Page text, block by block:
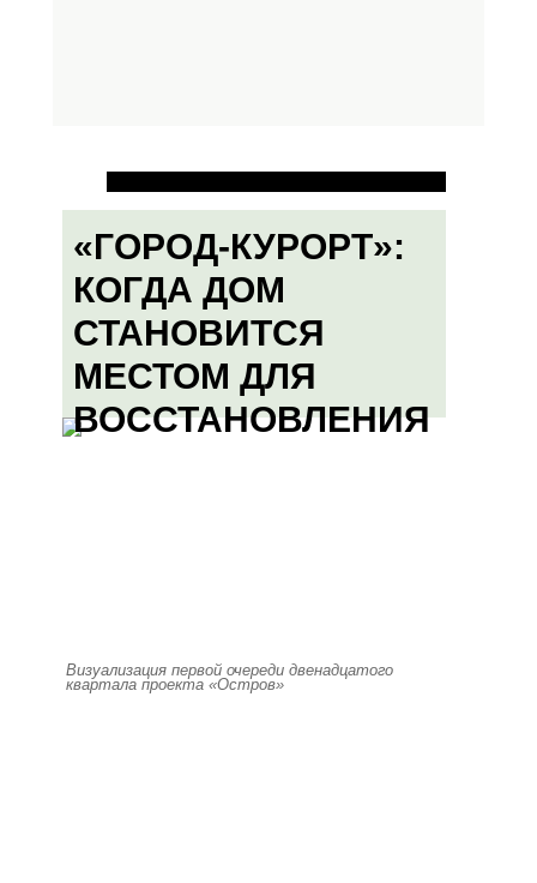
«ГОРОД-КУРОРТ»:
КОГДА ДОМ
СТАНОВИТСЯ
МЕСТОМ ДЛЯ
ВОССТАНОВЛЕНИЯ
Визуализация первой очереди двенадцатого
квартала проекта «Остров»